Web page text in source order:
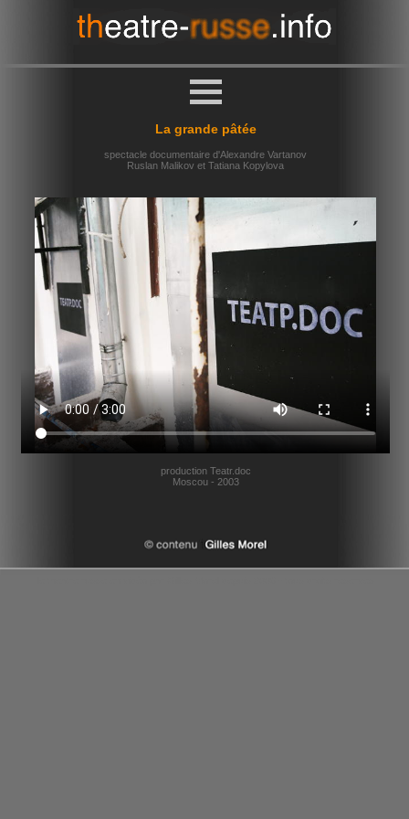
La grande pâtée
spectacle documentaire d'Alexandre Vartanov
Ruslan Malikov et Tatiana Kopylova
production Teatr.doc
Moscou - 2003